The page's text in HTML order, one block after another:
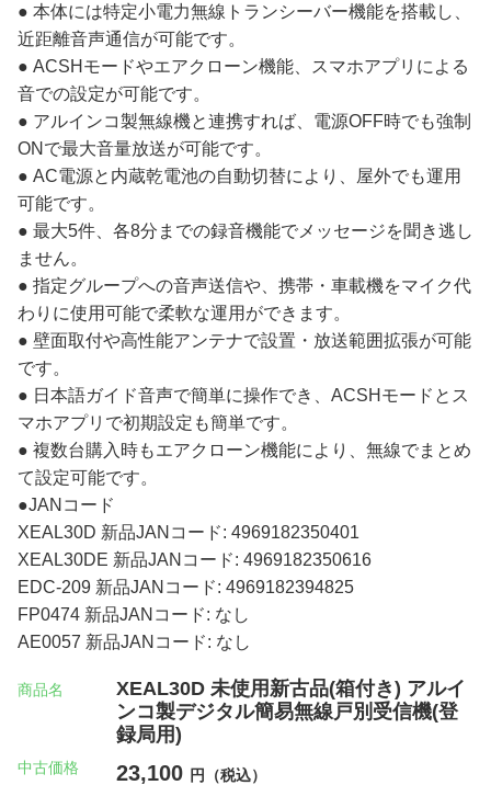
● 本体には特定小電力無線トランシーバー機能を搭載し、
近距離音声通信が可能です。
● ACSHモードやエアクローン機能、スマホアプリによる
音での設定が可能です。
● アルインコ製無線機と連携すれば、電源OFF時でも強制
ONで最大音量放送が可能です。
● AC電源と内蔵乾電池の自動切替により、屋外でも運用
可能です。
● 最大5件、各8分までの録音機能でメッセージを聞き逃し
ません。
● 指定グループへの音声送信や、携帯・車載機をマイク代
わりに使用可能で柔軟な運用ができます。
● 壁面取付や高性能アンテナで設置・放送範囲拡張が可能
です。
● 日本語ガイド音声で簡単に操作でき、ACSHモードとス
マホアプリで初期設定も簡単です。
● 複数台購入時もエアクローン機能により、無線でまとめ
て設定可能です。
●JANコード
XEAL30D 新品JANコード: 4969182350401
XEAL30DE 新品JANコード: 4969182350616
EDC-209 新品JANコード: 4969182394825
FP0474 新品JANコード: なし
AE0057 新品JANコード: なし
商品名
XEAL30D 未使用新古品(箱付き) アルイ
ンコ製デジタル簡易無線戸別受信機(登
録局用)
中古価格 23,100 円（税込）